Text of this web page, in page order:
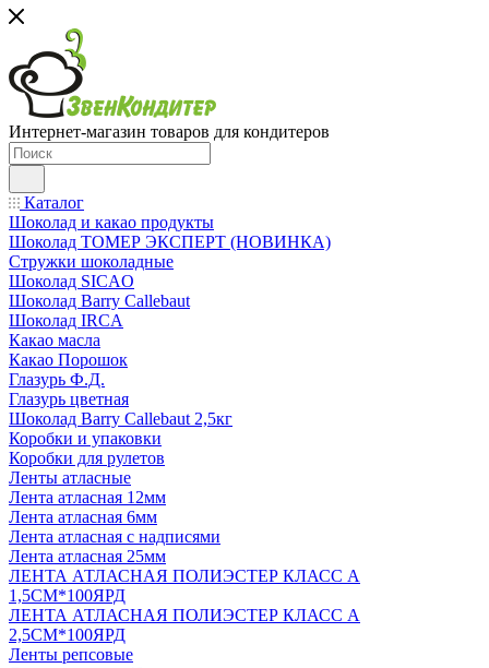
Интернет-магазин товаров для кондитеров
Каталог
Шоколад и какао продукты
Шоколад ТОМЕР ЭКСПЕРТ (НОВИНКА)
Стружки шоколадные
Шоколад SICAO
Шоколад Barry Callebaut
Шоколад IRCA
Какао масла
Какао Порошок
Глазурь Ф.Д.
Глазурь цветная
Шоколад Barry Callebaut 2,5кг
Коробки и упаковки
Коробки для рулетов
Ленты атласные
Лента атласная 12мм
Лента атласная 6мм
Лента атласная с надписями
Лента атласная 25мм
ЛЕНТА АТЛАСНАЯ ПОЛИЭСТЕР КЛАСС А
1,5СМ*100ЯРД
ЛЕНТА АТЛАСНАЯ ПОЛИЭСТЕР КЛАСС А
2,5СМ*100ЯРД
Ленты репсовые